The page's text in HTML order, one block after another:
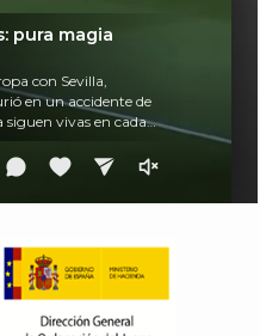
pura magia
con Sevilla,
en un accidente de
siguen vivas en cada